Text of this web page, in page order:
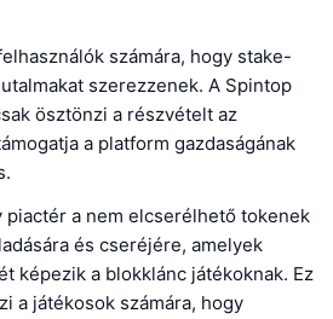
számára, hogy stake-
szerezzenek. A Spintop
ösztönzi a részvételt az
a platform gazdaságának
piactér a nem elcserélhető tokenek
és cseréjére, amelyek
képezik a blokklánc játékoknak. Ez
a játékosok számára, hogy